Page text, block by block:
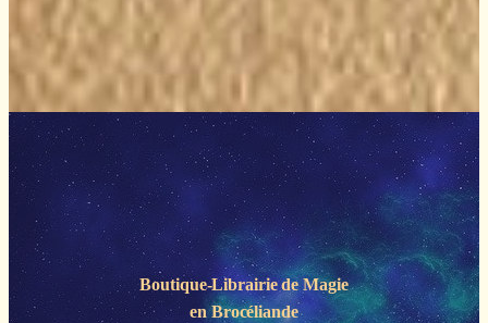
Boutique-Librairie deMagie
en Brocéliande